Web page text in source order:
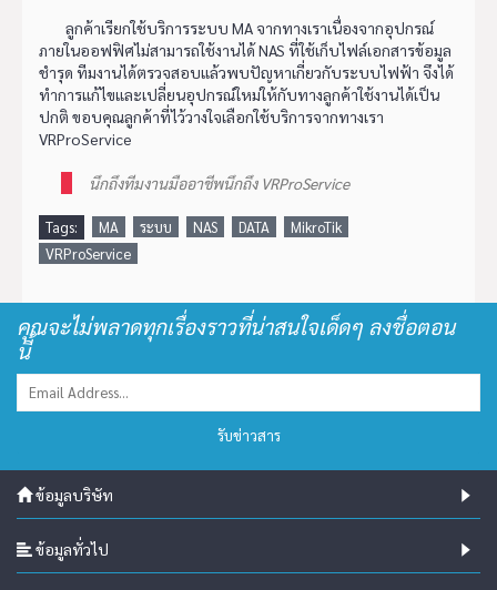
ลูกค้าเรียกใช้บริการระบบ MA จากทางเราเนื่องจากอุปกรณ์
ภายในออฟฟิศไม่สามารถใช้งานได้ NAS ที่ใช้เก็บไฟล์เอกสารข้อมูล
ชำรุด ทีมงานได้ตรวจสอบแล้วพบปัญหาเกี่ยวกับระบบไฟฟ้า จึงได้
ทำการแก้ไขและเปลี่ยนอุปกรณ์ใหม่ให้กับทางลูกค้าใช้งานได้เป็น
ปกติ ขอบคุณลูกค้าที่ไว้วางใจเลือกใช้บริการจากทางเรา
VRProService
นึกถึงทีมงานมืออาชีพนึกถึง VRProService
Tags: MA ระบบ NAS DATA
MikroTik
VRProService
คุณจะไม่พลาดทุกเรื่องราวที่น่าสนใจเด็ดๆ ลงชื่อตอน
นี้
รับข่าวสาร
ข้อมูลบริษัท
ข้อมูลทั่วไป